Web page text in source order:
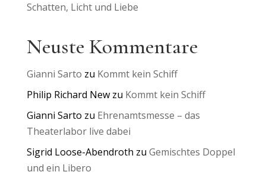
Schatten, Licht und Liebe
Neuste Kommentare
Gianni Sarto zu Kommt kein Schiff
Philip Richard Newzu Kommt kein Schiff
Gianni Sarto zu Ehrenamtsmesse – das
Theaterlabor live dabei
Sigrid Loose-Abendroth zu Gemischtes Doppel
und ein Libero